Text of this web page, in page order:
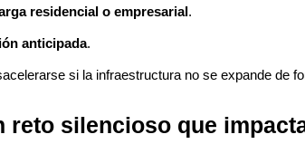
residencial o empresarial .
anticipada.
si la infraestructura no se expande de
reto silencioso que